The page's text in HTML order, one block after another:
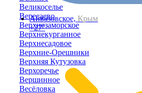
Айвазовское, Крым
+27°
Великоселье
Вересаево
Верхнезаморское
Верхнекурганное
Верхнесадовое
Верхние-Орешники
Верхняя Кутузовка
Верхоречье
Вершинное
Весёловка